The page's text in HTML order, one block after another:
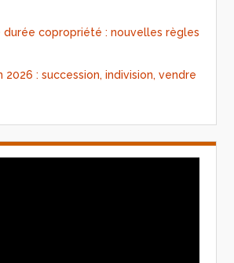
durée copropriété : nouvelles règles
2026 : succession, indivision, vendre